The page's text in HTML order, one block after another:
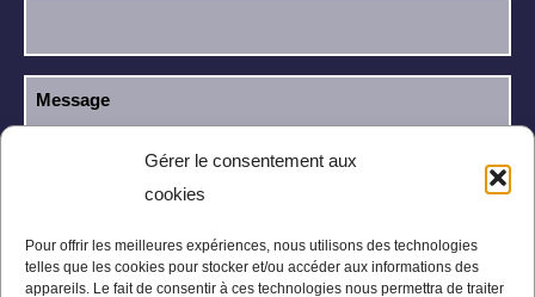
Gérer le consentement aux
cookies
Pour offrir les meilleures expériences, nous utilisons des technologies
telles que les cookies pour stocker et/ou accéder aux informations des
appareils. Le fait de consentir à ces technologies nous permettra de traiter
confidentialité.